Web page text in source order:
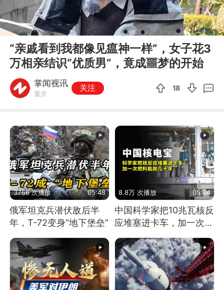
00:00 00:40
“亲戚看到我都像见瘟神一样”，女子花3
万相亲结识“优质男”，竟成噩梦的开始
掌闻视讯
重庆
关注 18
3766 次播放 05:48
俄军坦克兵潜伏敌后半
年，T-72变身“地下堡垒”
8.8万 次播放 05:04
中国科学家把10兆瓦核反
应堆塞进卡车，加一次燃
料能跑几十年